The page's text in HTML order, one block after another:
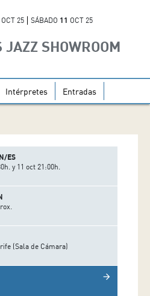
OCT 25 SÁBADO 11 OCT 25
SHOWROOM
Intérpretes Entradas
ES
y 11 oct 21:00h.
(Sala de Cámara)
arrow_forward